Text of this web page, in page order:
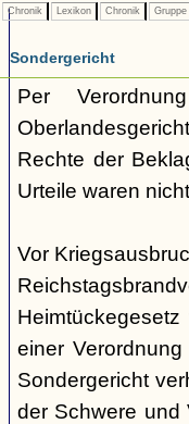
Chronik Lexikon Chronik Gruppe
Sondergericht
Per
Rechte der
Urteile waren
Vor
einer
Sondergericht
der Schwere und